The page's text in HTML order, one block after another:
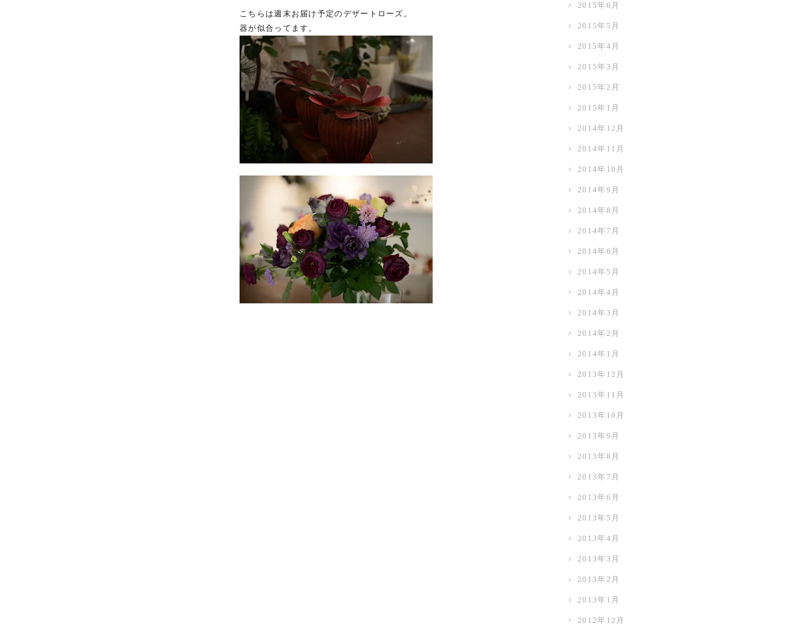
こちらは週末お届け予定のデザートローズ。
器が似合ってます。
2015年6月
2015年5月
2015年4月
2015年3月
2015年2月
2015年1月
2014年12月
2014年11月
2014年10月
2014年9月
2014年8月
2014年7月
2014年6月
2014年5月
2014年4月
2014年3月
2014年2月
2014年1月
2013年12月
2013年11月
2013年10月
2013年9月
2013年8月
2013年7月
2013年6月
2013年5月
2013年4月
2013年3月
2013年2月
2013年1月
2012年12月